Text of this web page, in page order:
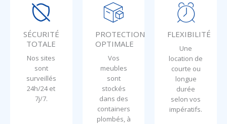
SÉCURITÉ
TOTALE
Nos sites
sont
surveillés
24h/24 et
7j/7.
PROTECTION
OPTIMALE
Vos
meubles
sont
stockés
dans des
containers
plombés, à
FLEXIBILITÉ
Une
location de
courte ou
longue
durée
selon vos
impératifs.